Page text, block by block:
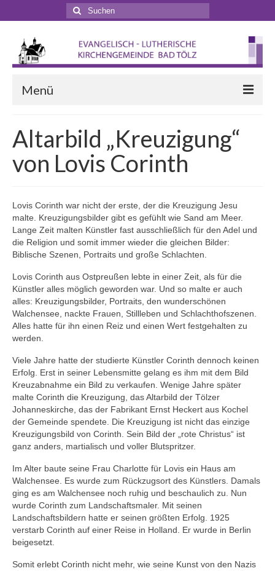
Suchen
nach:
Menü
Veranstaltungen
Terminkalender
Gottesdienstformen
Zappelphilipp- und Kindergottesdienst
Pilgern
Gemeinde
Mitarbeitende
Pfarrbüro
KantorIn
Kita-Träger-Assistenz
Dekanatsbüro
Hausmeister und Mesnerinnen
Soziale Beratung
Kirchenvorstand
Beauftragungen
Altarbild „Kreuzigung“
von Lovis Corinth
Lovis Corinth war nicht der erste, der die Kreuzigung Jesu
malte. Kreuzigungsbilder gibt es gefühlt wie Sand am Meer.
Lange Zeit malten Künstler fast ausschließlich für den Adel und
die Religion und somit immer wieder die gleichen Bilder:
Biblische Szenen, Portraits und große Schlachten.
Lovis Corinth aus Ostpreußen lebte in einer Zeit, als für die
Künstler alles möglich geworden war. Und so malte er auch
alles: Kreuzigungsbilder, Portraits, den wunderschönen
Walchensee, nackte Frauen, Stillleben und Schlachthofszenen.
Alles hatte für ihn einen Reiz und einen Wert festgehalten zu
werden.
Viele Jahre hatte der studierte Künstler Corinth dennoch keinen
Erfolg. Erst in seiner Lebensmitte gelang es ihm mit dem Bild
Kreuzabnahme ein Bild zu verkaufen. Wenige Jahre später
malte Corinth die Kreuzigung, das Altarbild der Tölzer
Johanneskirche, das der Fabrikant Ernst Heckert aus Kochel
der Gemeinde spendete. Die Kreuzigung ist nicht das einzige
Kreuzigungsbild von Corinth. Sein Bild der „rote Christus“ ist
ganz anders, martialisch und voller Blutspritzer.
Im Alter baute seine Frau Charlotte für Lovis ein Haus am
Walchensee. Es wurde zum Rückzugsort des Künstlers. Damals
ging es am Walchensee noch ruhig und beschaulich zu. Nun
wurde Corinth zum Landschaftsmaler. Mit seinen
Landschaftsbildern hatte er seinen größten Erfolg. 1925
verstarb Corinth auf einer Reise in Holland. Er wurde in Berlin
beigesetzt.
Somit erlebt Corinth nicht mehr, wie seine Kunst von den Nazis